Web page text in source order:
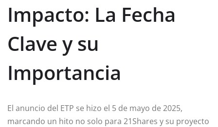
Impacto: La Fecha
Clave y su
Importancia
El anuncio del ETP se hizo el 5 de mayo de 2025,
marcando un hito no solo para 21Shares y su proyecto